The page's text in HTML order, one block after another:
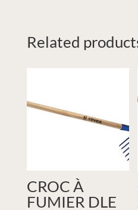
Related
CROC À
FUMIER DLE